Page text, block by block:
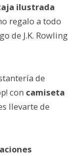
ilustrada
regalo a todo
de J.K. Rowling
de
con camiseta
llevarte de